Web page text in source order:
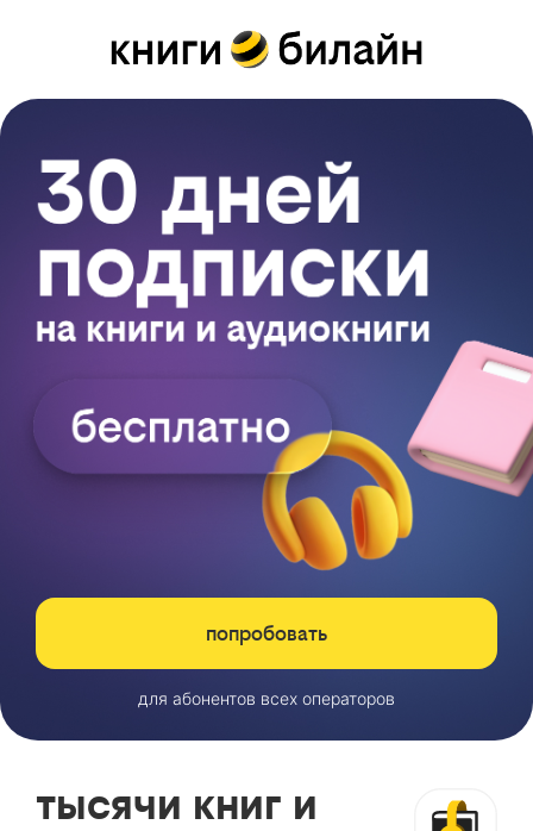
попробовать
для абонентов всех операторов
тысячи книг и